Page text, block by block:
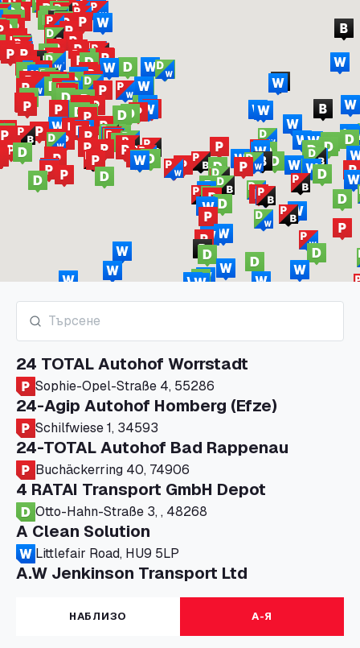
24 TOTAL Autohof Worrstadt
Sophie-Opel-Straße 4, 55286
24-Agip Autohof Homberg (Efze)
Schilfwiese 1, 34593
24-TOTAL Autohof Bad Rappenau
Buchäckerring 40, 74906
4 RATAI Transport GmbH Depot
Otto-Hahn-Straße 3, , 48268
A Clean Solution
Littlefair Road, HU9 5LP
A.W Jenkinson Transport Ltd
Progress House, ME11 5GA
A+G Nettetal - Depot Parking
Am Panneschopp 7, 41334
НАБЛИЗО А-Я